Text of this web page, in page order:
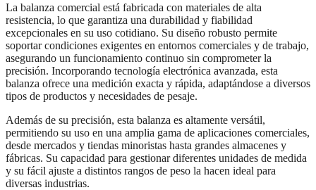
La balanza comercial está fabricada con materiales de alta
resistencia, lo que garantiza una durabilidad y fiabilidad
excepcionales en su uso cotidiano. Su diseño robusto permite
soportar condiciones exigentes en entornos comerciales y de trabajo,
asegurando un funcionamiento continuo sin comprometer la
precisión. Incorporando tecnología electrónica avanzada, esta
balanza ofrece una medición exacta y rápida, adaptándose a diversos
tipos de productos y necesidades de pesaje.
Además de su precisión, esta balanza es altamente versátil,
permitiendo su uso en una amplia gama de aplicaciones comerciales,
desde mercados y tiendas minoristas hasta grandes almacenes y
fábricas. Su capacidad para gestionar diferentes unidades de medida
y su fácil ajuste a distintos rangos de peso la hacen ideal para
diversas industrias.